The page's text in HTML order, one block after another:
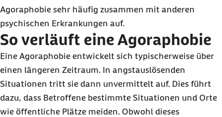
Agoraphobie sehr häufig zusammen mit anderen
psychischen Erkrankungen auf.
So verläuft eine Agoraphobie
Eine Agoraphobie entwickelt sich typischerweise über
einen längeren Zeitraum. In angstauslösenden
Situationen tritt sie dann unvermittelt auf. Dies führt
dazu, dass Betroffene bestimmte Situationen und Orte
wie öffentliche Plätze meiden. Obwohl dieses